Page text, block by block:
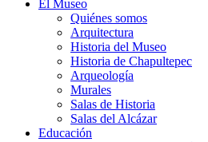
El Museo
Quiénes somos
Arquitectura
Historia del Museo
Historia de Chapultepec
Arqueología
Murales
Salas de Historia
Salas del Alcázar
Educación